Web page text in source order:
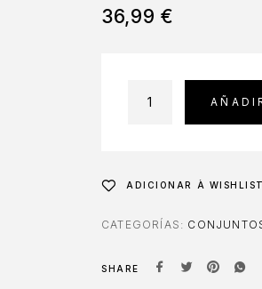
36,99 €
ADICIONAR À WISHLIST
CATEGORÍAS:
SHARE